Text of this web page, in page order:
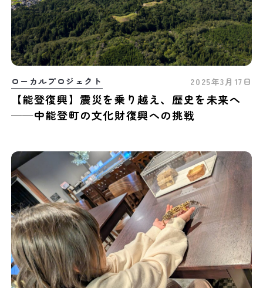
ローカルプロジェクト 2025年3月17日
【能登復興】震災を乗り越え、歴史を未来へ
——中能登町の文化財復興への挑戦